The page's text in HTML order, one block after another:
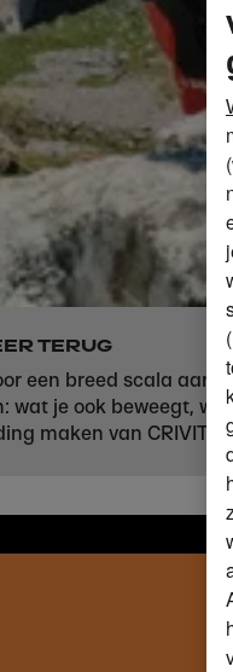
TERUG
een breed scala
wat je ook beweegt,
maken van CRIVIT